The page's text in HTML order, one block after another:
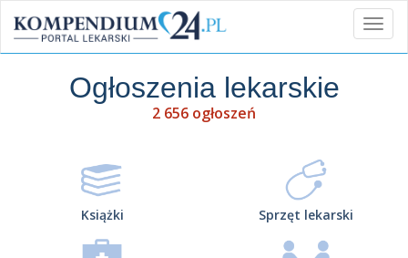
Ogłoszenia lekarskie
2 656 ogłoszeń
Książki Sprzęt lekarski